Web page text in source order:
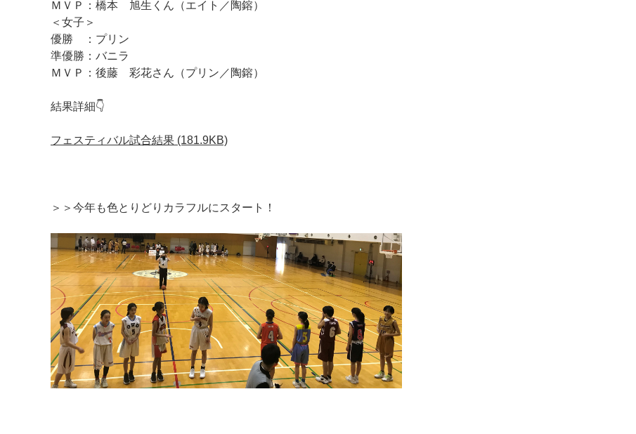
ＭＶＰ：橋本 旭生くん（エイト／陶鎔）
＜女子＞
優勝 ：プリン
準優勝：バニラ
ＭＶＰ：後藤 彩花さん（プリン／陶鎔）
結果詳細👇
フェスティバル試合結果 (181.9KB)
＞＞今年も色とりどりカラフルにスタート！